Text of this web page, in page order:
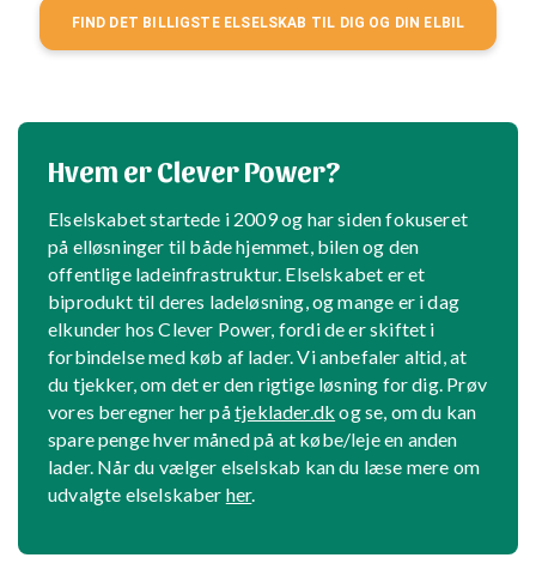
FIND DET BILLIGSTE ELSELSKAB TIL DIG OG DIN ELBIL
Hvem er Clever Power?
Elselskabet startede i 2009 og har siden fokuseret
på elløsninger til både hjemmet, bilen og den
offentlige ladeinfrastruktur. Elselskabet er et
biprodukt til deres ladeløsning, og mange er i dag
elkunder hos Clever Power, fordi de er skiftet i
forbindelse med køb af lader. Vi anbefaler altid, at
du tjekker, om det er den rigtige løsning for dig. Prøv
vores beregner her påtjeklader.dk og se, om du kan
spare penge hver måned på at købe/leje en anden
lader. Når du vælger elselskab kan du læse mere om
udvalgte elselskaber her.